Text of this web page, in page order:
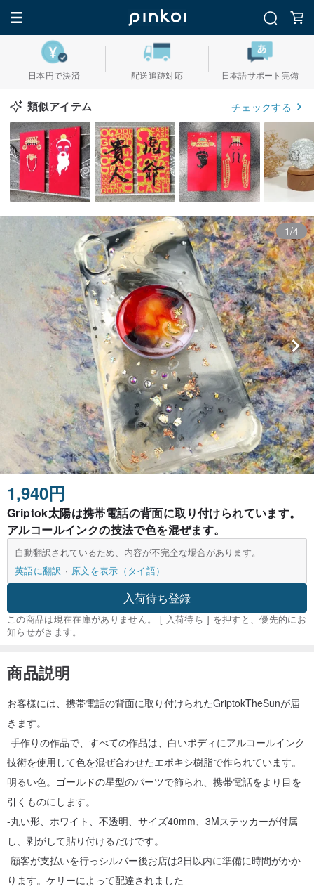
日本円で決済 配送追跡対応 日本語サポート完備
類似アイテム チェックする
1/4
1,940円
Griptok太陽は携帯電話の背面に取り付けられています。
アルコールインクの技法で色を混ぜます。
自動翻訳されているため、内容が不完全な場合があります。
英語に翻訳
原文を表示（タイ語）
入荷待ち登録
この商品は現在在庫がありません。 [ 入荷待ち ] を押すと、優先的にお
知らせがきます。
商品説明
お客様には、携帯電話の背面に取り付けられたGriptokTheSunが届
きます。
-手作りの作品で、すべての作品は、白いボディにアルコールインク
技術を使用して色を混ぜ合わせたエポキシ樹脂で作られています。
明るい色。ゴールドの星型のパーツで飾られ、携帯電話をより目を
引くものにします。
-丸い形、ホワイト、不透明、サイズ40mm、3Mステッカーが付属
し、剥がして貼り付けるだけです。
-顧客が支払いを行っシルバー後お店は2日以内に準備に時間がかか
ります。ケリーによって配達されました